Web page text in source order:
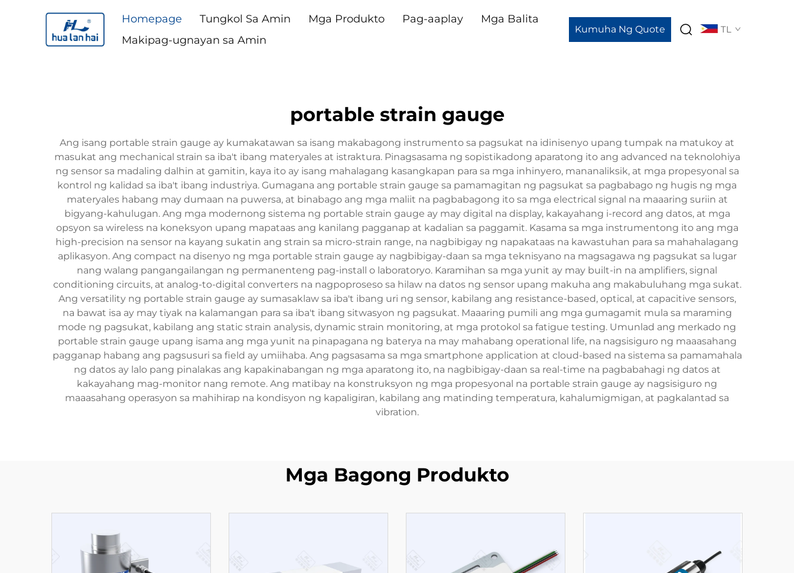
Homepage Tungkol Sa Amin Mga Produkto Pag-aaplay
Mga Balita
Makipag-ugnayan sa Amin
Kumuha Ng Quote TL
portable strain gauge
Ang isang portable strain gauge ay kumakatawan sa isang makabagong instrumento sa pagsukat na idinisenyo upang tumpak na matukoy at
masukat ang mechanical strain sa iba't ibang materyales at istraktura. Pinagsasama ng sopistikadong aparatong ito ang advanced na teknolohiya
ng sensor sa madaling dalhin at gamitin, kaya ito ay isang mahalagang kasangkapan para sa mga inhinyero, mananaliksik, at mga propesyonal sa
kontrol ng kalidad sa iba't ibang industriya. Gumagana ang portable strain gauge sa pamamagitan ng pagsukat sa pagbabago ng hugis ng mga
materyales habang may dumaan na puwersa, at binabago ang mga maliit na pagbabagong ito sa mga electrical signal na maaaring suriin at
bigyang-kahulugan. Ang mga modernong sistema ng portable strain gauge ay may digital na display, kakayahang i-record ang datos, at mga
opsyon sa wireless na koneksyon upang mapataas ang kanilang pagganap at kadalian sa paggamit. Kasama sa mga instrumentong ito ang mga
high-precision na sensor na kayang sukatin ang strain sa micro-strain range, na nagbibigay ng napakataas na kawastuhan para sa mahahalagang
aplikasyon. Ang compact na disenyo ng mga portable strain gauge ay nagbibigay-daan sa mga teknisyano na magsagawa ng pagsukat sa lugar
nang walang pangangailangan ng permanenteng pag-install o laboratoryo. Karamihan sa mga yunit ay may built-in na amplifiers, signal
conditioning circuits, at analog-to-digital converters na nagpoproseso sa hilaw na datos ng sensor upang makuha ang makabuluhang mga sukat.
Ang versatility ng portable strain gauge ay sumasaklaw sa iba't ibang uri ng sensor, kabilang ang resistance-based, optical, at capacitive sensors,
na bawat isa ay may tiyak na kalamangan para sa iba't ibang sitwasyon ng pagsukat. Maaaring pumili ang mga gumagamit mula sa maraming
mode ng pagsukat, kabilang ang static strain analysis, dynamic strain monitoring, at mga protokol sa fatigue testing. Umunlad ang merkado ng
portable strain gauge upang isama ang mga yunit na pinapagana ng baterya na may mahabang operational life, na nagsisiguro ng maaasahang
pagganap habang ang pagsusuri sa field ay umiihaba. Ang pagsasama sa mga smartphone application at cloud-based na sistema sa pamamahala
ng datos ay lalo pang pinalakas ang kapakinabangan ng mga aparatong ito, na nagbibigay-daan sa real-time na pagbabahagi ng datos at
kakayahang mag-monitor nang remote. Ang matibay na konstruksyon ng mga propesyonal na portable strain gauge ay nagsisiguro ng
maaasahang operasyon sa mahihirap na kondisyon ng kapaligiran, kabilang ang matinding temperatura, kahalumigmigan, at pagkalantad sa
vibration.
Mga Bagong Produkto